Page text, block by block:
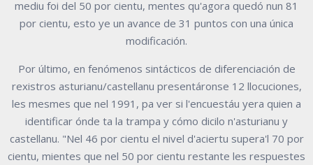
mediu foi del 50 por cientu, mentes qu'agora quedó nun 81
por cientu, esto ye un avance de 31 puntos con una única
modificación.
Por último, en fenómenos sintácticos de diferenciación de
rexistros asturianu/castellanu presentáronse 12 llocuciones,
les mesmes que nel 1991, pa ver si l'encuestáu yera quien a
identificar ónde ta la trampa y cómo dicilo n'asturianu y
castellanu. "Nel 46 por cientu el nivel d'aciertu supera'l 70 por
cientu, mientes que nel 50 por cientu restante les respuestes